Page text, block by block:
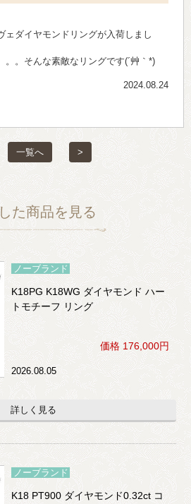
ダイヤモンドリングが入荷しまし
。。そんな素敵なリングです(´艸｀*)
2024.08.24
一覧へ >
た商品を見る
ノーブランド
K18PG K18WG ダイヤモンド ハー
トモチーフ リング
価格 176,000円
2026.08.05
詳しく見る
ノーブランド
K18 PT900 ダイヤモンド0.32ct コ